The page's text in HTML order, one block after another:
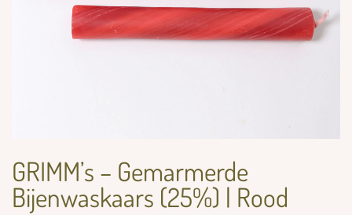
GRIMM’s – Gemarmerde
Bijenwaskaars (25%) | Rood